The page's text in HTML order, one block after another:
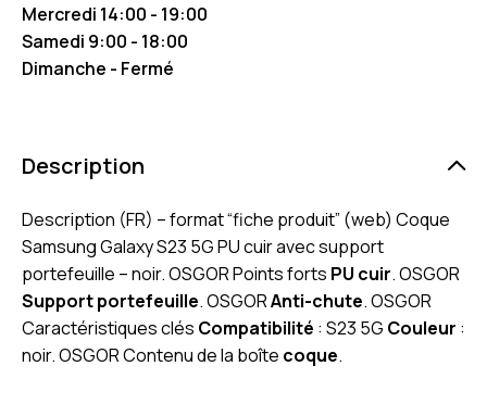
Mercredi 14:00 - 19:00
Samedi 9:00 - 18:00
Dimanche - Fermé
Description
Description (FR) – format “fiche produit” (web) Coque
Samsung Galaxy S23 5G PU cuir avec support
portefeuille – noir. OSGOR Points forts PU cuir. OSGOR
Support portefeuille. OSGORAnti-chute. OSGOR
Caractéristiques clés Compatibilité : S23 5G Couleur :
noir. OSGOR Contenu de la boîte coque.